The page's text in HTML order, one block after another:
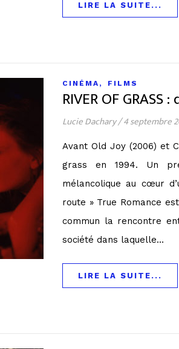
LIRE LA SUITE...
CINÉMA , FILMS
RIVER OF GRASS
Lucie Dachary/4 septembre
Avant Old Joy (2006) et
grass en 1994. Un
mélancolique au cœur
route » True Romance
commun la rencontre
société dans laquelle…
LIRE LA SUITE...